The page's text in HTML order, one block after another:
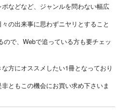
などなど、ジャンルを問わない幅広
の出来事に思わずニヤリとすること
で、Webで追っている方も要チェッ
方にオススメしたい1冊となっており
ともこの機会にお買い求め下さいま